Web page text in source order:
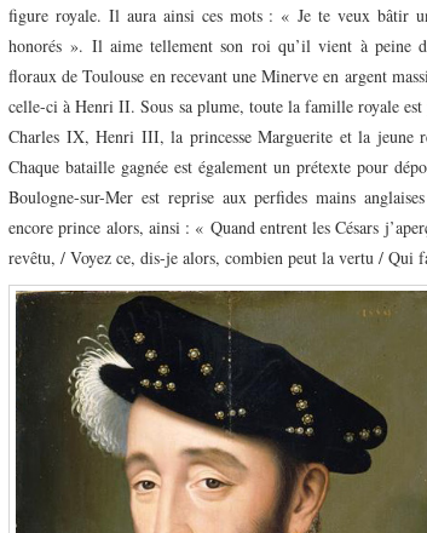
figure royale. Il aura ainsi ces mots : « Je te veux bâtir
honorés ». Il aime tellement son roi qu’il vient à peine
floraux de Toulouse en recevant une Minerve en argent
celle-ci à Henri II. Sous sa plume, toute la famille royale
Charles IX, Henri III, la princesse Marguerite et la jeune
Chaque bataille gagnée est également un prétexte pour
Boulogne-sur-Mer est reprise aux perfides mains
encore prince alors, ainsi : « Quand entrent les Césars
revêtu, / Voyez ce, dis-je alors, combien peut la vertu / Qui